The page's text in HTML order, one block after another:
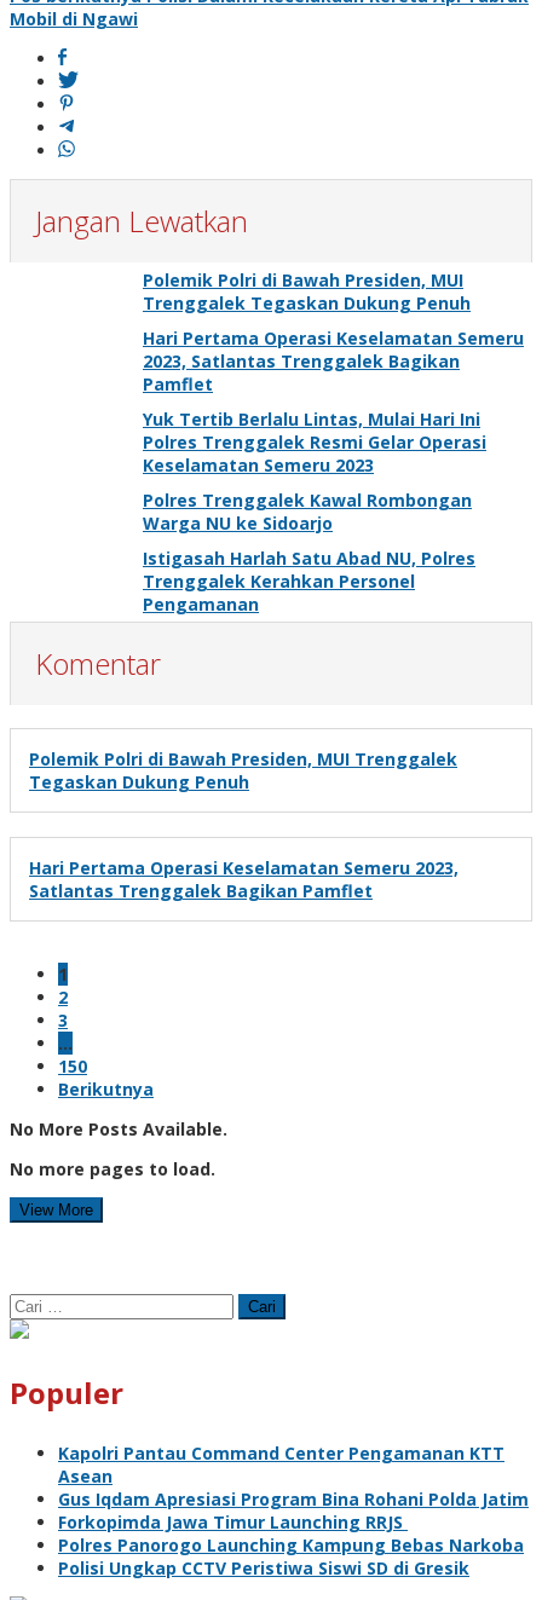
Mobil di Ngawi
Jangan Lewatkan
Polemik Polri di Bawah Presiden, MUI
Trenggalek Tegaskan Dukung Penuh
Hari Pertama Operasi Keselamatan Semeru
2023, Satlantas Trenggalek Bagikan
Pamflet
Yuk Tertib Berlalu Lintas, Mulai Hari Ini
Polres Trenggalek Resmi Gelar Operasi
Keselamatan Semeru 2023
Polres Trenggalek Kawal Rombongan
Warga NU ke Sidoarjo
Istigasah Harlah Satu Abad NU, Polres
Trenggalek Kerahkan Personel
Pengamanan
Komentar
Polemik Polri di Bawah Presiden, MUI Trenggalek
Tegaskan Dukung Penuh
Hari Pertama Operasi Keselamatan Semeru 2023,
Satlantas Trenggalek Bagikan Pamflet
1
2
3
…
150
Berikutnya
No More Posts Available.
No more pages to load.
View More
Cari
untuk:
Populer
Kapolri Pantau Command Center Pengamanan KTT
Asean
Gus Iqdam Apresiasi Program Bina Rohani Polda Jatim
Forkopimda Jawa Timur Launching RRJS
Polres Panorogo Launching Kampung Bebas Narkoba
Polisi Ungkap CCTV Peristiwa Siswi SD di Gresik